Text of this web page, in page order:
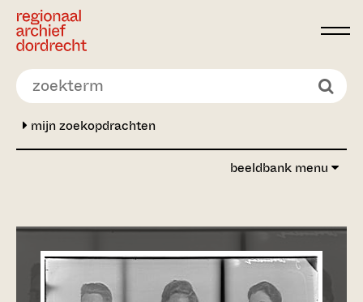
Ga direct naar de inhoud
mijn zoekopdrachten
beeldbank menu